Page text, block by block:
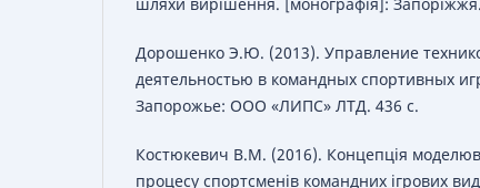
Дорошенко Э.Ю. (2013). Управление
деятельностью в командных спортивных
Запорожье: ООО «ЛИПС» ЛТД. 436 с.
Костюкевич В.М. (2016). Концепція
процесу спортсменів командних ігрових